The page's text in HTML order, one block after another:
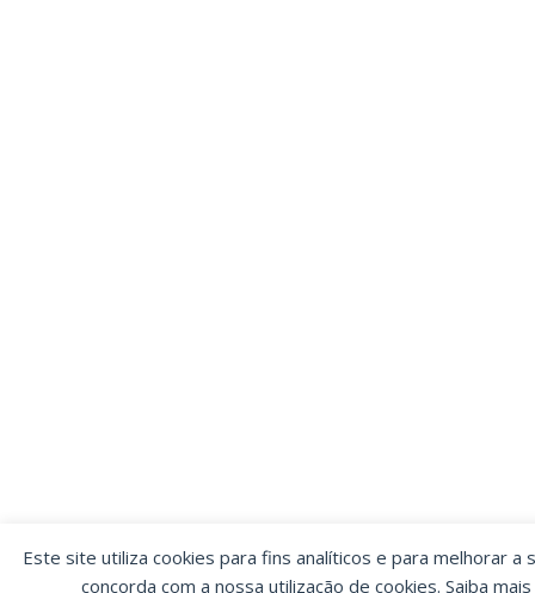
Este site utiliza cookies para fins analíticos e para melhorar a
concorda com a nossa utilização de cookies. Saiba